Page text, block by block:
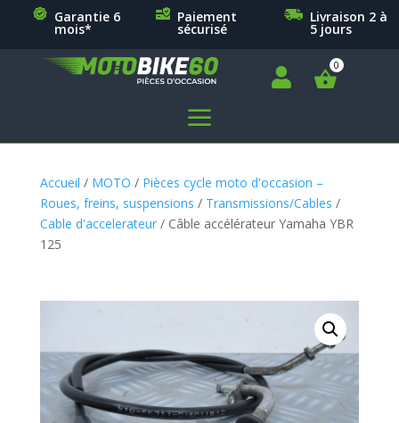
Garantie 6
mois*
Paiement
sécurisé
Livraison 2 à
5 jours

a
Accueil / MOTO / Pièces cycle moto d'occasion –
Roues, freins, suspensions / Transmissions/Cables /
Cable d'accelerateur/ Câble accélérateur Yamaha YBR
125